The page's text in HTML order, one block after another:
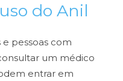
do Anil
e pessoas com
um médico
entrar em